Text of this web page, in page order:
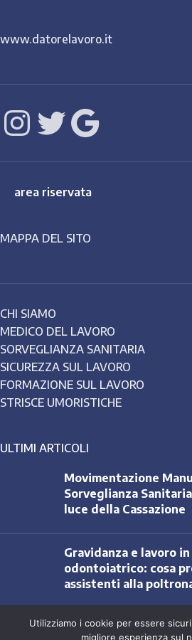
www.datorelavoro.it
area riservata
MAPPA DEL SITO
CHI SIAMO
MEDICO DEL LAVORO
SORVEGLIANZA SANITARIA
SICUREZZA SUL LAVORO
FORMAZIONE SUL LAVORO
STRISCE UMORISTICHE
ULTIMI ARTICOLI
Movimentazione
Sorveglianza
luce della Cassazione
Gravidanza e lavoro
odontoiatrico: cosa
assistenti alla
Controlli INAIL e
Utilizziamo i cookie per essere
migliore esperienza sul